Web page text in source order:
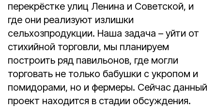
перекрёстке улиц Ленина и Советской, и
где они реализуют излишки
сельхозпродукции. Наша задача – уйти от
стихийной торговли, мы планируем
построить ряд павильонов, где могли
торговать не только бабушки с укропом и
помидорами, но и фермеры. Сейчас данный
проект находится в стадии обсуждения.